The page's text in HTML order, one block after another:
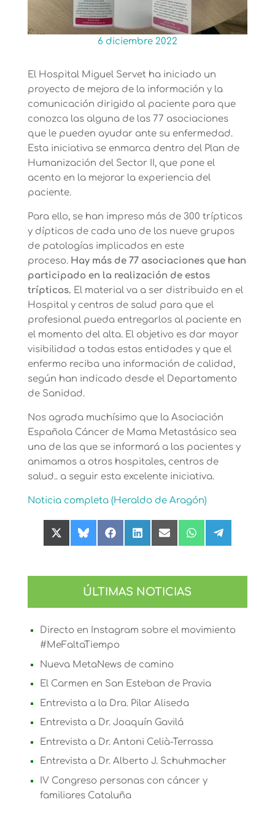
6 diciembre 2022
El Hospital Miguel Servet ha iniciado un
proyecto de mejora de la información y la
comunicación dirigido al paciente para que
conozca las alguna de las 77 asociaciones
que le pueden ayudar ante su enfermedad.
Esta iniciativa se enmarca dentro del Plan de
Humanización del Sector II, que pone el
acento en la mejorar la experiencia del
paciente.
Para ello, se han impreso más de 300 trípticos
y dípticos de cada uno de los nueve grupos
de patologías implicados en este
proceso. Hay más de 77 asociaciones que han
participado en la realización de estos
trípticos. El material va a ser distribuido en el
Hospital y centros de salud para que el
profesional pueda entregarlos al paciente en
el momento del alta. El objetivo es dar mayor
visibilidad a todas estas entidades y que el
enfermo reciba una información de calidad,
según han indicado desde el Departamento
de Sanidad.
Nos agrada muchísimo que la Asociación
Española Cáncer de Mama Metastásico sea
una de las que se informará a las pacientes y
animamos a otros hospitales, centros de
salud.. a seguir esta excelente iniciativa.
Noticia completa (Heraldo de Aragón)
Compartir
en
Compartir
en
Compartir
en
Compartir
en
Compartir
en
Compartir
en
Compartir
en
ÚLTIMAS NOTICIAS
Directo en Instagram sobre el movimiento
#MeFaltaTiempo
Nueva MetaNews de camino
El Carmen en San Esteban de Pravia
Entrevista a la Dra. Pilar Aliseda
Entrevista a Dr. Joaquín Gavilá
Entrevista a Dr. Antoni Celià-Terrassa
Entrevista a Dr. Alberto J. Schuhmacher
IV Congreso personas con cáncer y
familiares Cataluña